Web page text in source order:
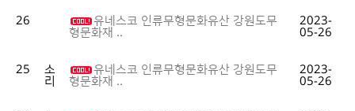
26
유네스코 인류무형문화유산 강원도무
형문화재 ..
2023-
05-26
25
소
리
유네스코 인류무형문화유산 강원도무
형문화재 ..
2023-
05-26